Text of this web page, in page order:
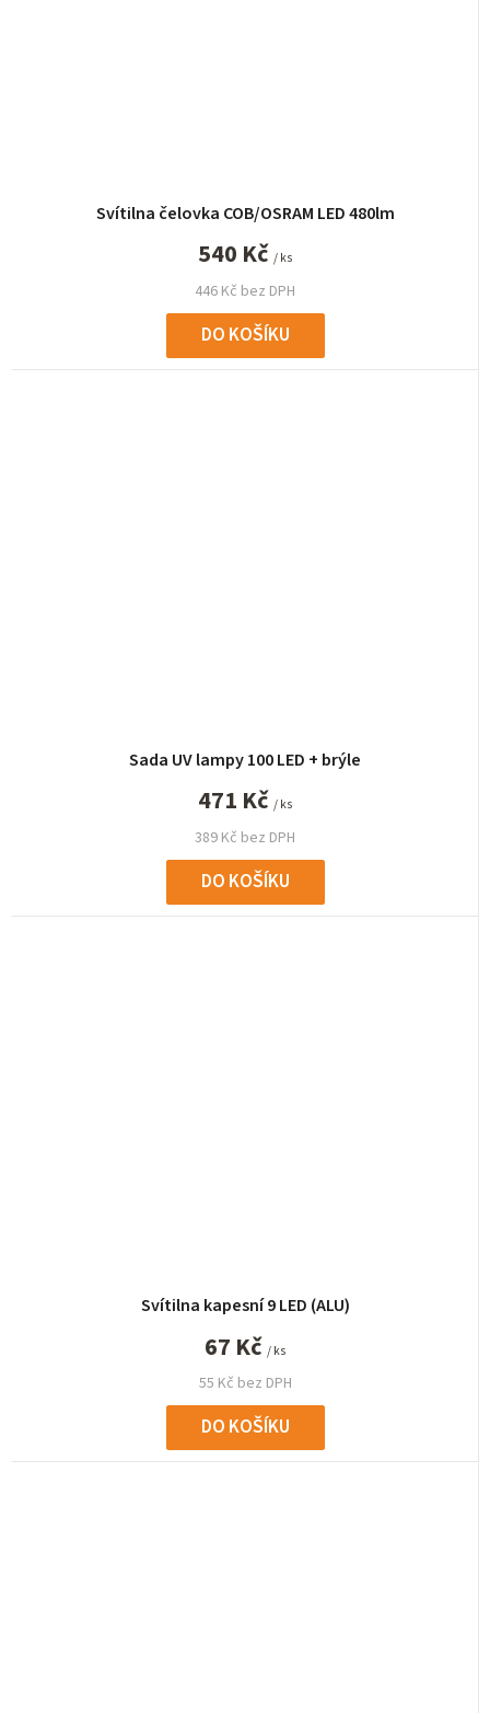
Svítilna čelovka COB/OSRAM LED 480lm
446 Kč bez DPH
540 Kč / ks
DO KOŠÍKU
Sada UV lampy 100 LED + brýle
389 Kč bez DPH
471 Kč / ks
DO KOŠÍKU
Svítilna kapesní 9 LED (ALU)
55 Kč bez DPH
67 Kč / ks
DO KOŠÍKU